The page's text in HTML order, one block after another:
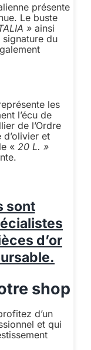
présente
Le buste
»ainsi
du
les
l’écu de
de l’Ordre
d’olivier et
« 20 L. »
sont
d’or
shop
d’un
et qui